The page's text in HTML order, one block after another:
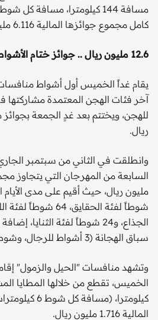
كامل مجموع جوائزها المالية 6.116 مليون ريال.
12.6 مليون ريال .. جوائز ختام الأشواط
يقام غداً الخميس أول أشواط
آخر فئات الهجن المعتمدة مشاركتها
ريال.
وانطلقت في الثاني من سبتمبر
سباق الهجانة (3 أشواط للرجال، وشوطان للسيدات).
كيلومترا،
المالية 1.716 مليون ريال.